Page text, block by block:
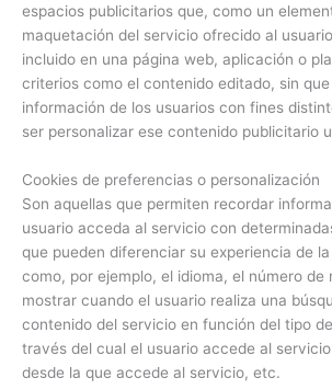
espacios publicitarios que, como un
maquetación del servicio ofrecido al
incluido en una página web, aplicación o
criterios como el contenido editado, sin
información de los usuarios con fines
ser personalizar ese contenido publicitario
Cookies de preferencias o personalización
Son aquellas que permiten recordar
usuario acceda al servicio con
que pueden diferenciar su experiencia de
como, por ejemplo, el idioma, el número de
mostrar cuando el usuario realiza una
contenido del servicio en función del tipo
través del cual el usuario accede al
desde la que accede al servicio, etc.